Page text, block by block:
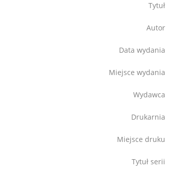
Tytuł
Autor
Data wydania
Miejsce wydania
Wydawca
Drukarnia
Miejsce druku
Tytuł serii